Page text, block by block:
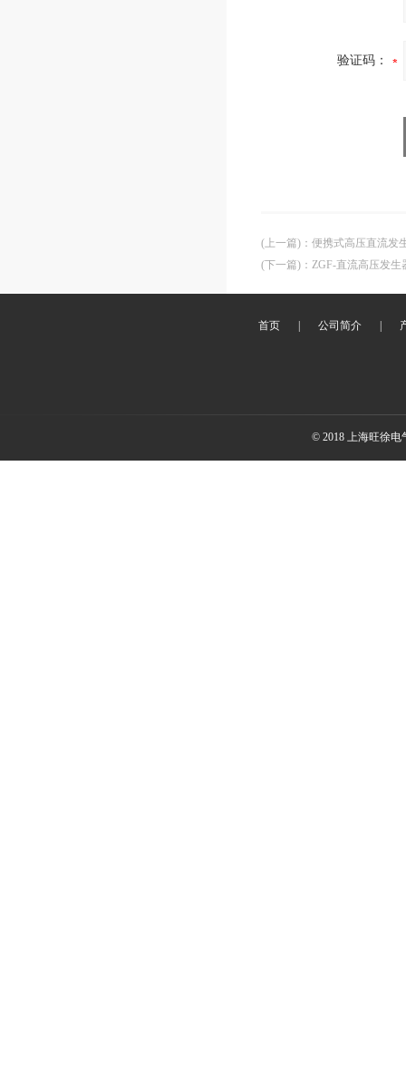
验证码：
(上一篇) ： 便携式高压直流发
(下一篇) ： ZGF-直流高压发生
首页 公司简介
© 2018 上海旺徐